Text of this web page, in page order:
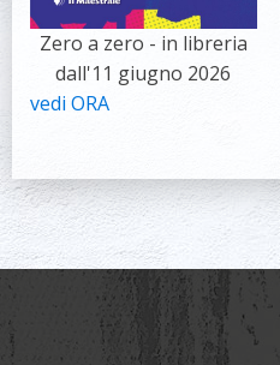
Zero a zero - in libreria
dall'11 giugno 2026
vedi ORA